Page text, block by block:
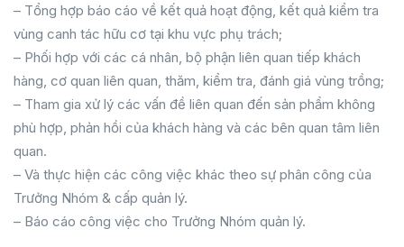
– Tổng hợp báo cáo về kết quả hoạt động, kết quả kiểm tra
vùng canh tác hữu cơ tại khu vực phụ trách;
– Phối hợp với các cá nhân, bộ phận liên quan tiếp khách
hàng, cơ quan liên quan, thăm, kiểm tra, đánh giá vùng trồng;
– Tham gia xử lý các vấn đề liên quan đến sản phẩm không
phù hợp, phản hồi của khách hàng và các bên quan tâm liên
quan.
– Và thực hiện các công việc khác theo sự phân công của
Trưởng Nhóm & cấp quản lý.
– Báo cáo công việc cho Trưởng Nhóm quản lý.